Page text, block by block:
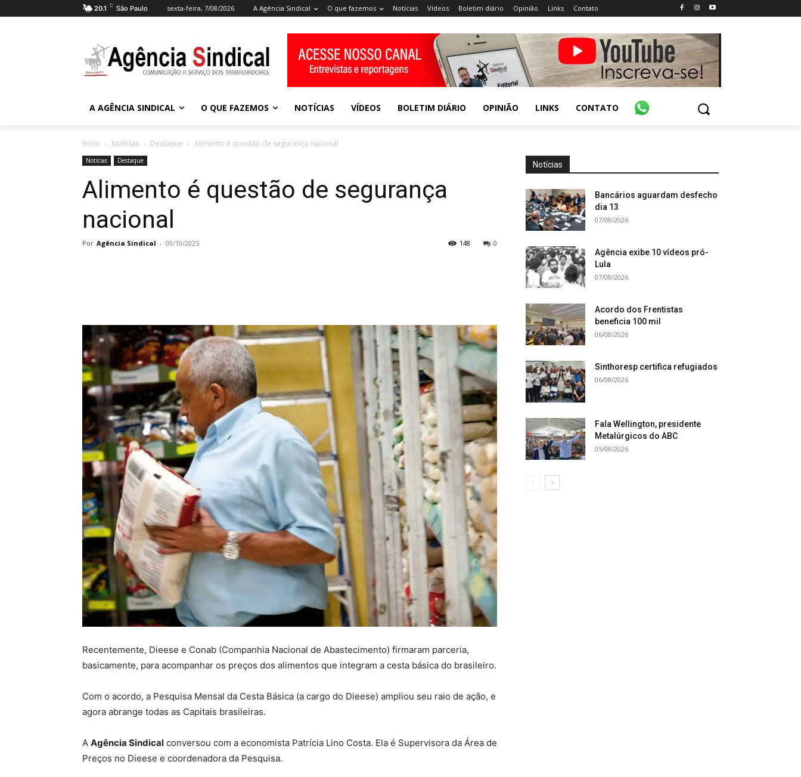
20.1 C São Paulo sexta-feira, 7/08/2026 A Agência Sindical O que fazemos Notícias Vídeos Boletim diário Opinião Links Contato
A AGÊNCIA SINDICAL O QUE FAZEMOS NOTÍCIAS VÍDEOS BOLETIM DIÁRIO OPINIÃO LINKS CONTATO
Início Notícias Destaque Alimento é questão de segurança nacional
Notícias Destaque
Alimento é questão de segurança
nacional
Por Agência Sindical - 09/10/2025 0
148
Recentemente, Dieese e Conab (Companhia Nacional de Abastecimento) firmaram parceria,
basicamente, para acompanhar os preços dos alimentos que integram a cesta básica do brasileiro.
Com o acordo, a Pesquisa Mensal da Cesta Básica (a cargo do Dieese) ampliou seu raio de ação, e
agora abrange todas as Capitais brasileiras.
A Agência Sindical conversou com a economista Patrícia Lino Costa. Ela é Supervisora da Área de
Preços no Dieese e coordenadora da Pesquisa.
Notícias
Bancários aguardam desfecho
dia 13
07/08/2026
Agência exibe 10 vídeos pró-
Lula
07/08/2026
Acordo dos Frentistas
beneficia 100 mil
06/08/2026
Sinthoresp certifica refugiados
06/08/2026
Fala Wellington, presidente
Metalúrgicos do ABC
05/08/2026